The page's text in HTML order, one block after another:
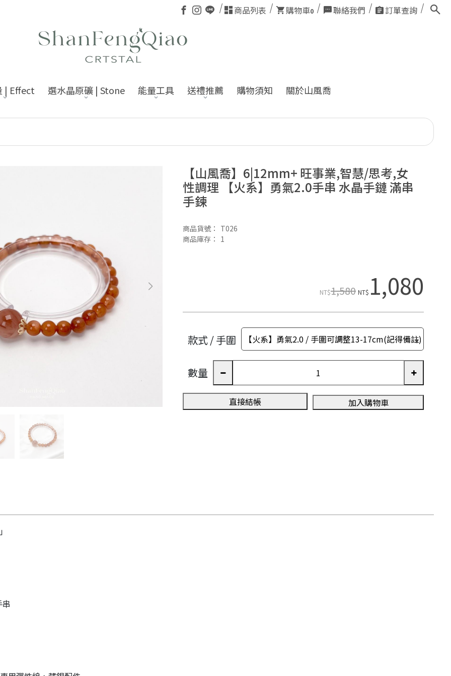
商品列表 購物車0 聯絡我們 訂單查詢
| Effect 選水晶原礦 | Stone 能量工具 送禮推薦 購物須知 關於山風喬
【山風喬】6|12mm+ 旺事業,智慧/思考,女
性調理 【火系】勇氣2.0手串 水晶手鏈 滿串
手鍊
商品貨號： T026
商品庫存： 1
NT$1,580 NT$ 1,080
款式 / 手圍
數量
直接結帳 加入購物車